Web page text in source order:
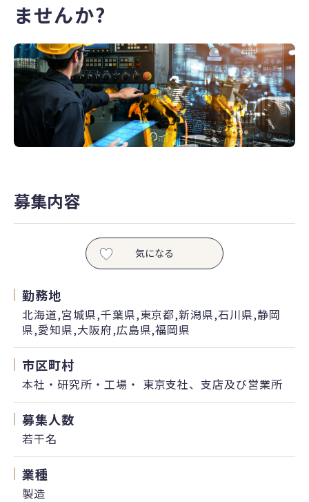
ませんか?
募集内容
気になる
勤務地
北海道,宮城県,千葉県,東京都,新潟県,石川県,静岡
県,愛知県,大阪府,広島県,福岡県
市区町村
本社・研究所・工場・ 東京支社、支店及び営業所
募集人数
若干名
業種
製造